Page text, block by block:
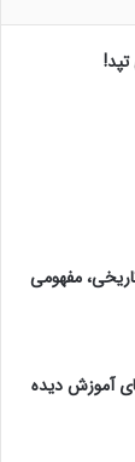
مفهومی
آموزش دیده